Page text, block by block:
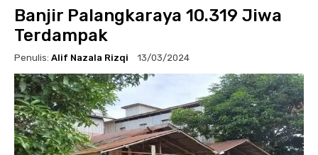
Banjir Palangkaraya 10.319 Jiwa
Terdampak
Penulis: Alif Nazala Rizqi 13/03/2024